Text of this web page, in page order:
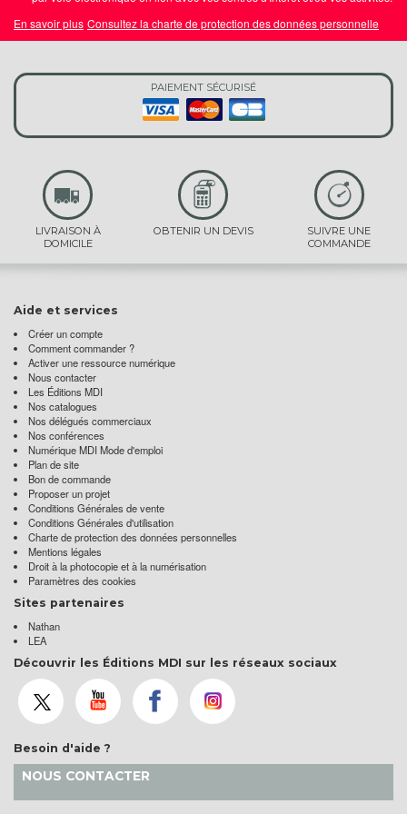
En savoir plus Consultez la charte de protection des données personnelle
PAIEMENT SÉCURISÉ
LIVRAISON À
DOMICILE
OBTENIR UN DEVIS
SUIVRE UNE
COMMANDE
Aide et services
Créer un compte
Comment commander ?
Activer une ressource numérique
Nous contacter
Les Éditions MDI
Nos catalogues
Nos délégués commerciaux
Nos conférences
Numérique MDI Mode d'emploi
Plan de site
Bon de commande
Proposer un projet
Conditions Générales de vente
Conditions Générales d'utilisation
Charte de protection des données personnelles
Mentions légales
Droit à la photocopie et à la numérisation
Paramètres des cookies
Sites partenaires
Nathan
LEA
Découvrir les Éditions MDI sur les réseaux sociaux
Besoin d'aide ?
NOUS CONTACTER